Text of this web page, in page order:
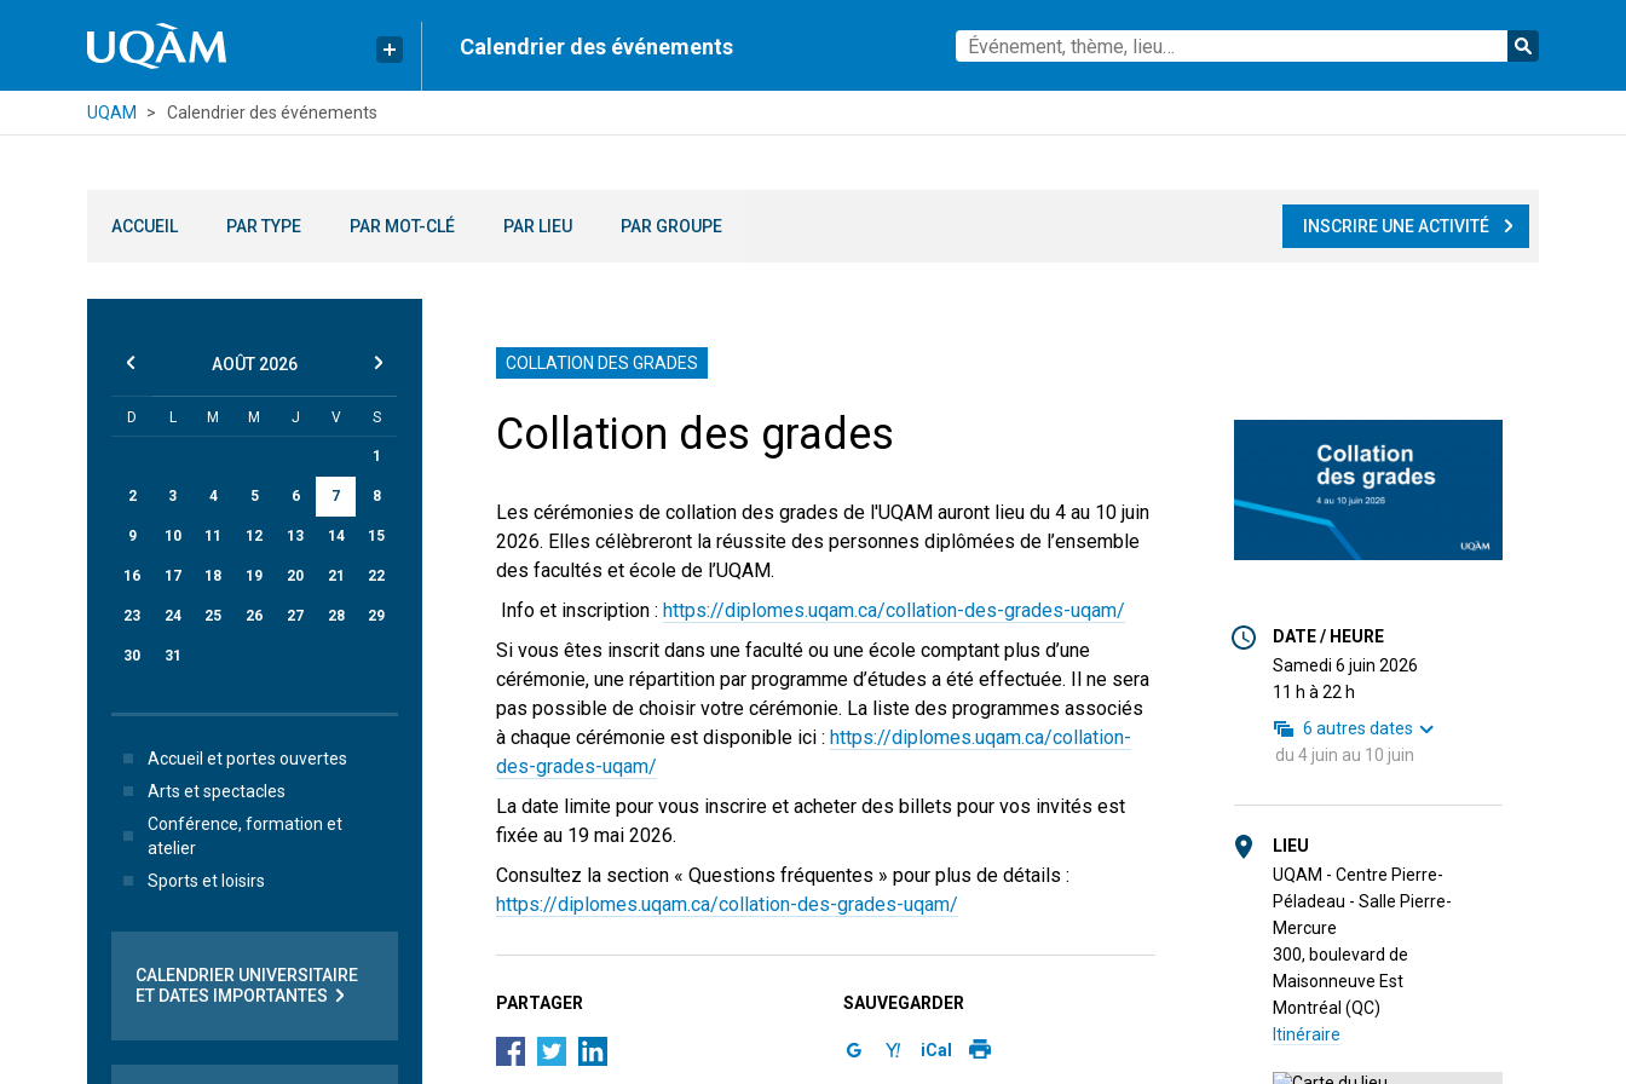
Calendrier des événements
UQAM Calendrier des événements
ACCUEIL PAR TYPE PAR MOT-CLÉ PAR LIEU PAR GROUPE INSCRIRE UNE ACTIVITÉ
COLLATION DES GRADES
Collation des grades
Les cérémonies de collation des grades de l'UQAM auront lieu du 4 au 10 juin
2026. Elles célèbreront la réussite des personnes diplômées de l’ensemble
des facultés et école de l’UQAM.
Info et inscription : https://diplomes.uqam.ca/collation-des-grades-uqam/
Si vous êtes inscrit dans une faculté ou une école comptant plus d’une
cérémonie, une répartition par programme d’études a été effectuée. Il ne sera
pas possible de choisir votre cérémonie. La liste des programmes associés
à chaque cérémonie est disponible ici : https://diplomes.uqam.ca/collation-
des-grades-uqam/
La date limite pour vous inscrire et acheter des billets pour vos invités est
fixée au 19 mai 2026.
Consultez la section « Questions fréquentes » pour plus de détails :
https://diplomes.uqam.ca/collation-des-grades-uqam/
DATE / HEURE
samedi 6 juin 2026
11 h à 22 h
6 autres dates
du 4 juin au 10 juin
LIEU
UQAM - Centre Pierre-
Péladeau - Salle Pierre-
Mercure
300, boulevard de
Maisonneuve Est
Montréal (QC)
Itinéraire
PARTAGER SAUVEGARDER
iCal
AOÛT 2026
D L M M J V S
1
2 3 4 5 6 7 8
9 10 11 12 13 14 15
16 17 18 19 20 21 22
23 24 25 26 27 28 29
30 31
Accueil et portes ouvertes
Arts et spectacles
Conférence, formation et
atelier
Sports et loisirs
CALENDRIER UNIVERSITAIRE
ET DATES IMPORTANTES